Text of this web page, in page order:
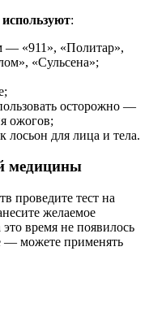
:
— «911», «Политар»,
«Сульсена»;
осторожно —
ожогов;
лосьон для лица и тела.
медицины
проведите тест на
желаемое
это время не появилось
— можете применять